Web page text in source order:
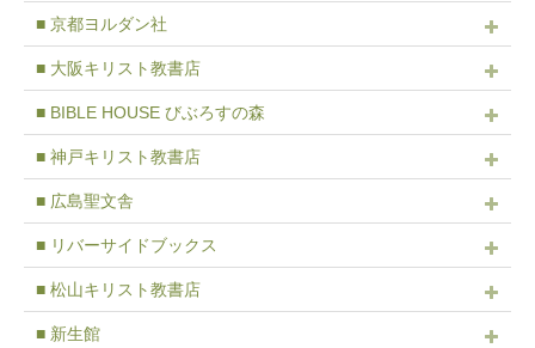
■ 京都ヨルダン社
■ 大阪キリスト教書店
■ BIBLE HOUSE びぶろすの森
■ 神戸キリスト教書店
■ 広島聖文舎
■ リバーサイドブックス
■ 松山キリスト教書店
■ 新生館